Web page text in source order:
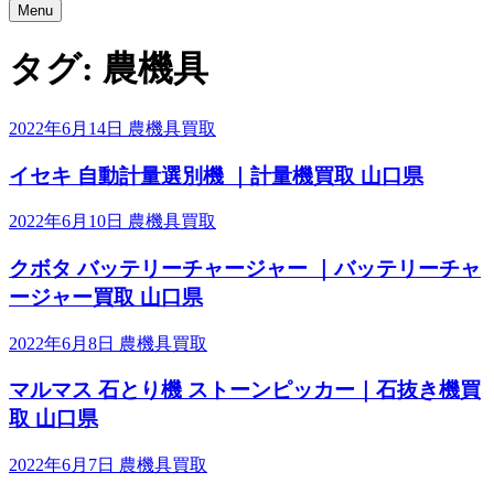
Menu
タグ: 農機具
2022年6月14日 農機具買取
イセキ 自動計量選別機 ｜計量機買取 山口県
2022年6月10日 農機具買取
クボタ バッテリーチャージャー ｜バッテリーチャ
ージャー買取 山口県
2022年6月8日 農機具買取
マルマス 石とり機 ストーンピッカー｜石抜き機買
取 山口県
2022年6月7日 農機具買取